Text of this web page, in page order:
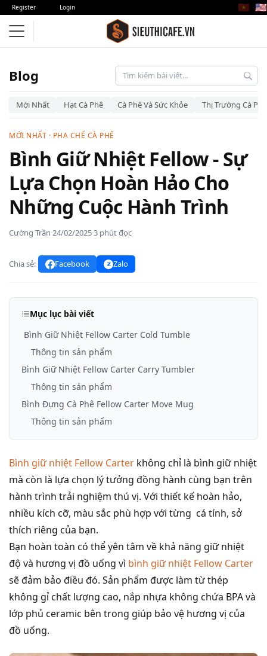
Register Login 🇻🇳 🇺🇸
Blog
Mới Nhất Hạt Cà Phê Cà Phê Và Sức Khỏe Thị Trường Cà Phê
MỚI NHẤT · PHA CHẾ CÀ PHÊ
Bình Giữ Nhiệt Fellow - Sự
Lựa Chọn Hoàn Hảo Cho
Những Cuộc Hành Trình
Cường Trần·24/02/2025·3 phút đọc
Chia sẻ: Facebook Zalo
Mục lục bài viết
Bình Giữ Nhiệt Fellow Carter Cold Tumble
Thông tin sản phẩm
Bình Giữ Nhiệt Fellow Carter Carry Tumbler
Thông tin sản phẩm
Bình Đựng Cà Phê Fellow Carter Move Mug
Thông tin sản phẩm
Bình giữ nhiệt Fellow Carter không chỉ là bình giữ nhiệt
mà còn là lựa chọn lý tưởng đồng hành cùng bạn trên
hành trình trải nghiệm thú vị. Với thiết kế hoàn hảo,
nhiều kích cỡ, màu sắc phù hợp với từng cá tính, sở
thích riêng của bạn.
Bạn hoàn toàn có thể yên tâm về khả năng giữ nhiệt
độ và hương vị đồ uống vì bình giữ nhiệt Fellow Carter
sẽ đảm bảo điều đó. Sản phẩm được làm từ thép
không gỉ chất lượng cao, nắp nhựa không chứa BPA và
lớp phủ ceramic bên trong giúp bảo vệ hương vị của
đồ uống.